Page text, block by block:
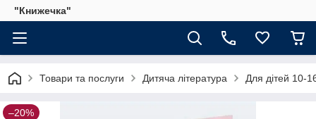
"Книжечка"
Товари та послуги Дитяча література Для дітей 10-
–20%